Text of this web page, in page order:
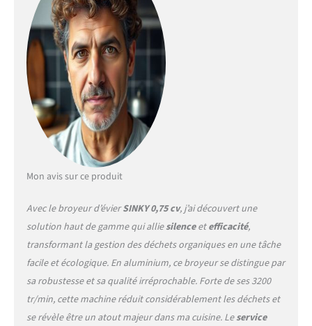
Mon avis sur ce produit
Avec le broyeur d’évierSINKY 0,75 cv, j’ai découvert une
solution haut de gamme qui alliesilenceetefficacité,
transformant la gestion des déchets organiques en une tâche
facile et écologique. En aluminium, ce broyeur se distingue par
sa robustesse et sa qualité irréprochable. Forte de ses 3200
tr/min, cette machine réduit considérablement les déchets et
se révèle être un atout majeur dans ma cuisine. Leservice